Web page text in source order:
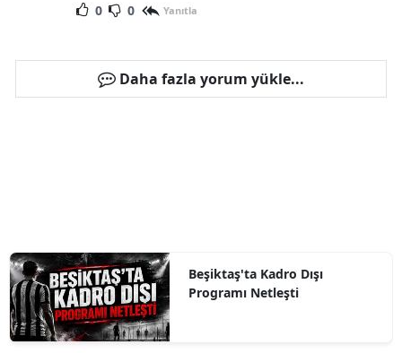
0 0 Yanıtla
Daha fazla yorum yükle...
Beşiktaş'ta Kadro Dışı
Programı Netleşti